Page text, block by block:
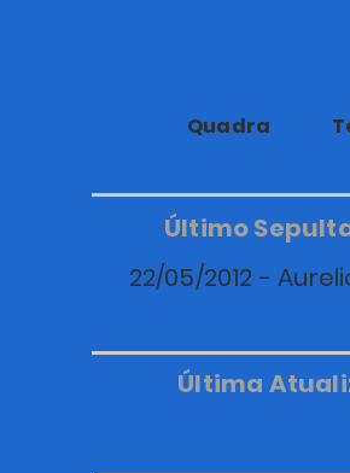
Quadra
Último
22/05/2012 -
Última